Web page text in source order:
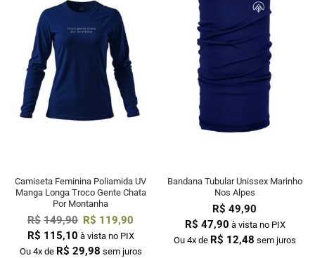
Camiseta Feminina Poliamida UV
Manga Longa Troco Gente Chata
Por Montanha
R$ 149,90 R$ 119,90
R$ 115,10 à vista no PIX
Ou 4x de R$ 29,98 sem juros
Bandana Tubular Unissex Marinho
Nos Alpes
R$ 49,90
R$ 47,90 à vista no PIX
Ou 4x de R$ 12,48 sem juros